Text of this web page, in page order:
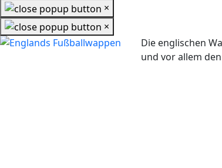
×
×
Die englischen
und vor allem